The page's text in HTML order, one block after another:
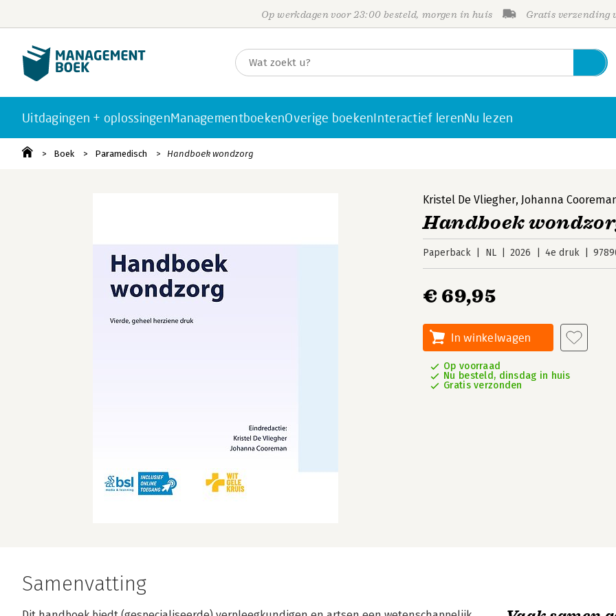
Op werkdagen voor 23:00 besteld, morgen in huis Gratis verzending
Uitdagingen + oplossingenManagementboekenOverige boekenInteractief lerenNu lezen
Boek Paramedisch Handboek wondzorg
Kristel De Vliegher, Johanna
Handboek
Paperback NL 2026 4e druk
€ 69,95
In winkelwagen
Op voorraad
Nu besteld, dinsdag in huis
Gratis verzonden
Samenvatting